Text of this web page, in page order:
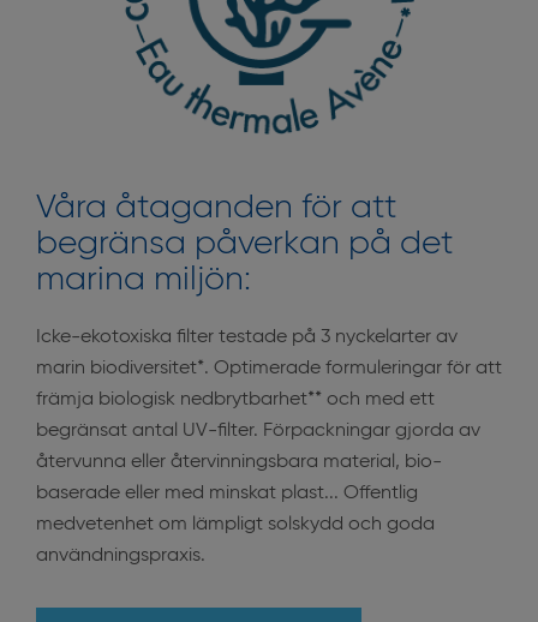
Våra åtaganden för att
begränsa påverkan på det
marina miljön:
Icke-ekotoxiska filter testade på 3 nyckelarter av
marin biodiversitet*. Optimerade formuleringar för att
främja biologisk nedbrytbarhet** och med ett
begränsat antal UV-filter. Förpackningar gjorda av
återvunna eller återvinningsbara material, bio-
baserade eller med minskat plast... Offentlig
medvetenhet om lämpligt solskydd och goda
användningspraxis.